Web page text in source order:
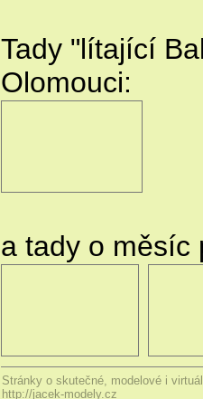
Tady "lítající
Olomouci:
a tady o měsíc
Stránky o skutečné, modelové i
http://jacek-modely.cz